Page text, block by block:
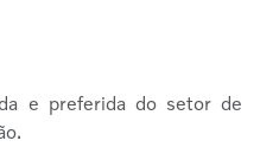
e preferida do setor de